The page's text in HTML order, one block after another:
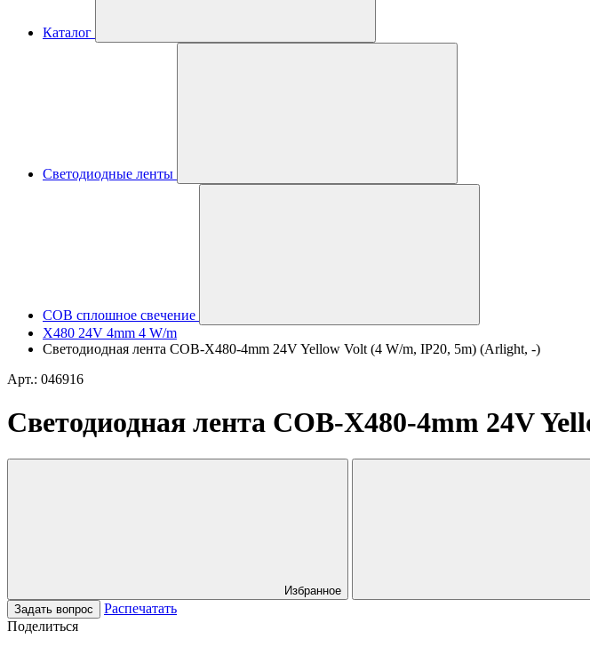
Каталог
Светодиодные ленты
COB сплошное свечение
X480 24V 4mm 4 W/m
Светодиодная лента COB-X480-4mm 24V Yellow Volt (4 W/m, IP20, 5m) (Arlight, -)
Арт.: 046916
Светодиодная лента COB-X480-4mm 24V
Избранное
Задать вопрос
Распечатать
Поделиться